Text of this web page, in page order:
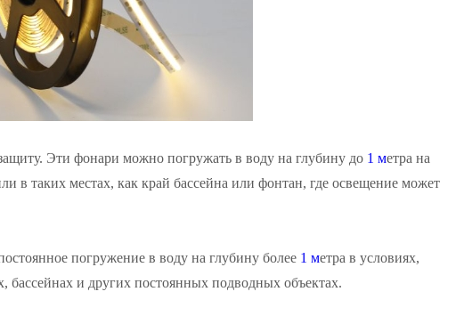
Эти фонари можно погружать в воду на глубину до 1 метра на
в таких местах, как край бассейна или фонтан, где освещение может
погружение в воду на глубину более 1 метра в условиях,
бассейнах и других постоянных подводных объектах.